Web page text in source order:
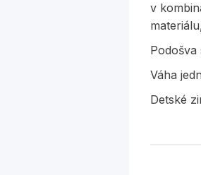
v
Váha
Detské